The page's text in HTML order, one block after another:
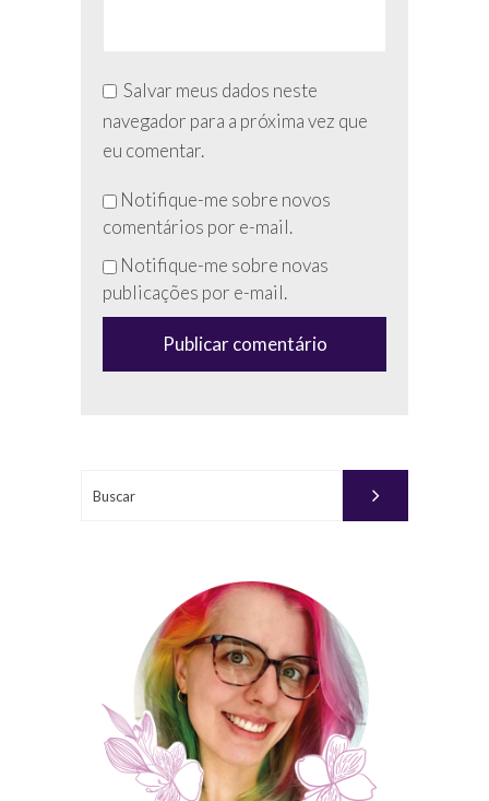
Salvar meus dados neste
navegador para a próxima vez que
eu comentar.
Não
preencha
esse
campo
(anti-
Notifique-me sobre novos
comentários por e-mail.
Notifique-me sobre novas
publicações por e-mail.